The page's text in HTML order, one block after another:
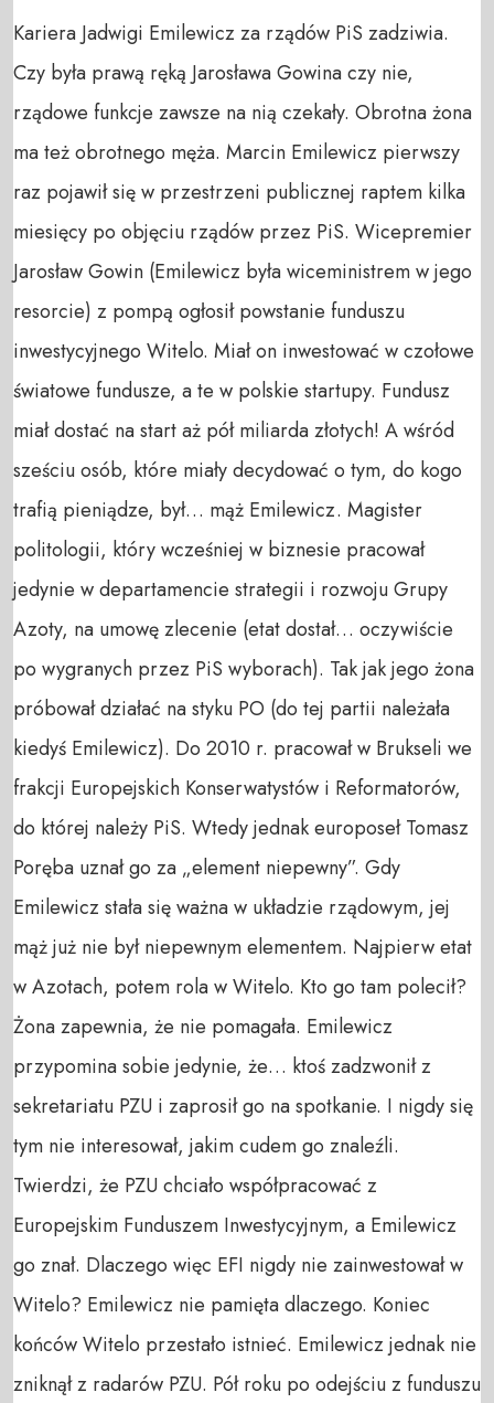
Kariera Jadwigi Emilewicz za rządów PiS zadziwia.
Czy była prawą ręką Jarosława Gowina czy nie,
rządowe funkcje zawsze na nią czekały. Obrotna żona
ma też obrotnego męża. Marcin Emilewicz pierwszy
raz pojawił się w przestrzeni publicznej raptem kilka
miesięcy po objęciu rządów przez PiS. Wicepremier
Jarosław Gowin (Emilewicz była wiceministrem w jego
resorcie) z pompą ogłosił powstanie funduszu
inwestycyjnego Witelo. Miał on inwestować w czołowe
światowe fundusze, a te w polskie startupy. Fundusz
miał dostać na start aż pół miliarda złotych! A wśród
sześciu osób, które miały decydować o tym, do kogo
trafią pieniądze, był… mąż Emilewicz. Magister
politologii, który wcześniej w biznesie pracował
jedynie w departamencie strategii i rozwoju Grupy
Azoty, na umowę zlecenie (etat dostał… oczywiście
po wygranych przez PiS wyborach). Tak jak jego żona
próbował działać na styku PO (do tej partii należała
kiedyś Emilewicz). Do 2010 r. pracował w Brukseli we
frakcji Europejskich Konserwatystów i Reformatorów,
do której należy PiS. Wtedy jednak europoseł Tomasz
Poręba uznał go za „element niepewny”. Gdy
Emilewicz stała się ważna w układzie rządowym, jej
mąż już nie był niepewnym elementem. Najpierw etat
w Azotach, potem rola w Witelo. Kto go tam polecił?
Żona zapewnia, że nie pomagała. Emilewicz
przypomina sobie jedynie, że… ktoś zadzwonił z
sekretariatu PZU i zaprosił go na spotkanie. I nigdy się
tym nie interesował, jakim cudem go znaleźli.
Twierdzi, że PZU chciało współpracować z
Europejskim Funduszem Inwestycyjnym, a Emilewicz
go znał. Dlaczego więc EFI nigdy nie zainwestował w
Witelo? Emilewicz nie pamięta dlaczego. Koniec
końców Witelo przestało istnieć. Emilewicz jednak nie
zniknął z radarów PZU. Pół roku po odejściu z funduszu